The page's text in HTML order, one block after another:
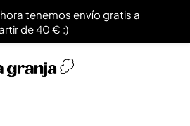
tenemos envío gratis a
de 40 € :)